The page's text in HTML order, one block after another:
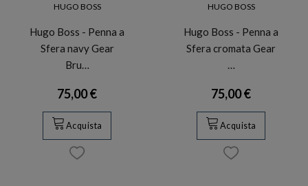
HUGO BOSS
Hugo Boss - Penna a
Sfera navy Gear
Bru…
75,00 €
Acquista
HUGO BOSS
Hugo Boss - Penna a
Sfera cromata Gear
…
75,00 €
Acquista